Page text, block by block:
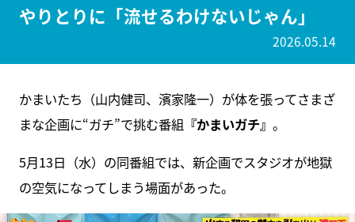
やりとりに「流せるわけないじゃん」
2026.05.14
かまいたち（山内健司、濱家隆一）が体を張ってさまざ
まな企画に“ガチ”で挑む番組 『かまいガチ』 。
5月13日（水）の同番組では、新企画でスタジオが地獄
の空気になってしまう場面があった。